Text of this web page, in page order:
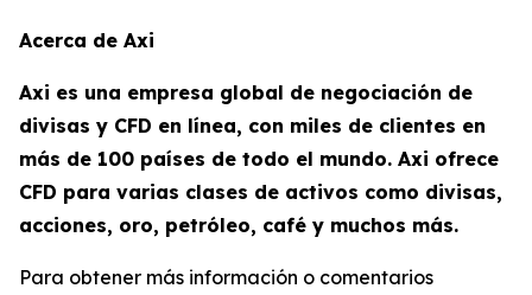
Acerca de Axi
Axi es una empresa global de negociación de
divisas y CFD en línea, con miles de clientes en
más de 100 países de todo el mundo. Axi ofrece
CFD para varias clases de activos como divisas,
acciones, oro, petróleo, café y muchos más.
Para obtener más información o comentarios